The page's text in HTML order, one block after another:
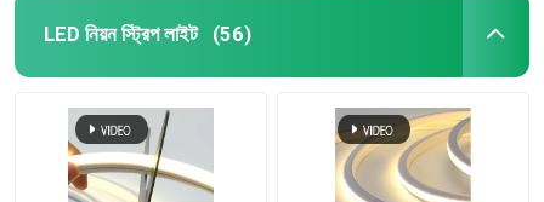
মন্ত্রিসভা LED স্ট্রিপ লাইট অধীনে
LED নিয়ন স্ট্রিপ লাইট (56)